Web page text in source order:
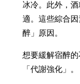
冰冷。此外，
適。這些綜合
醉」原因。
想要緩解宿醉
「代謝強化」。